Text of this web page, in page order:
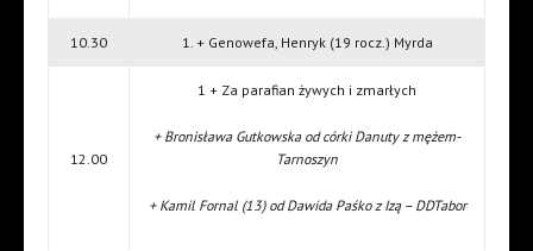
10.30 1. + Genowefa, Henryk (19 rocz.) Myrda
12.00
1 + Za parafian żywych i zmarłych
+ Bronisława Gutkowska od córki Danuty z mężem-
Tarnoszyn
+ Kamil Fornal (13) od Dawida Paśko z Izą – DDTabor